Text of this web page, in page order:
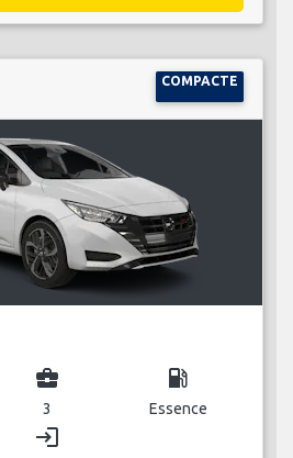
COMPACTE
business_center
3
local_gas_station
Essence
login